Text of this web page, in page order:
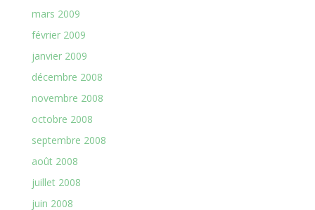
mars 2009
février 2009
janvier 2009
décembre 2008
novembre 2008
octobre 2008
septembre 2008
août 2008
juillet 2008
juin 2008